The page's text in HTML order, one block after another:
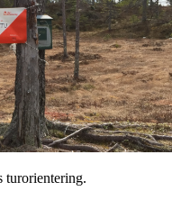
turorientering.